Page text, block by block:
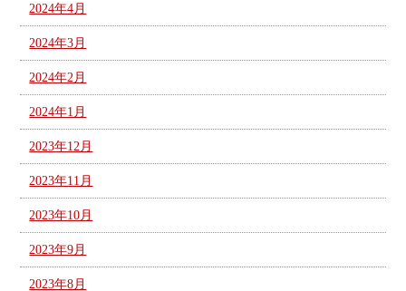
2024年4月
2024年3月
2024年2月
2024年1月
2023年12月
2023年11月
2023年10月
2023年9月
2023年8月